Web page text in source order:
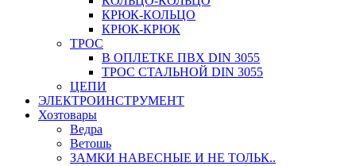
КРЮК-КОЛЬЦО
КРЮК-КРЮК
ТРОС
В ОПЛЕТКЕ ПВХ DIN 3055
ТРОС СТАЛЬНОЙ DIN 3055
ЦЕПИ
ЭЛЕКТРОИНСТРУМЕНТ
Хозтовары
Ведра
Ветошь
ЗАМКИ НАВЕСНЫЕ И НЕ ТОЛЬК..